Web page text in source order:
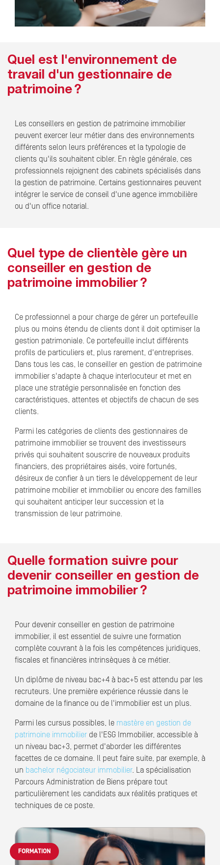
Quel est l'environnement de
travail d'un gestionnaire de
patrimoine ?
Les conseillers en gestion de patrimoine immobilier
peuvent exercer leur métier dans des environnements
différents selon leurs préférences et la typologie de
clients qu'ils souhaitent cibler. En règle générale, ces
professionnels rejoignent des cabinets spécialisés dans
la gestion de patrimoine. Certains gestionnaires peuvent
intégrer le service de conseil d'une agence immobilière
ou d'un office notarial.
Quel type de clientèle gère un
conseiller en gestion de
patrimoine immobilier ?
Ce professionnel a pour charge de gérer un portefeuille
plus ou moins étendu de clients dont il doit optimiser la
gestion patrimoniale. Ce portefeuille inclut différents
profils de particuliers et, plus rarement, d'entreprises.
Dans tous les cas, le conseiller en gestion de patrimoine
immobilier s'adapte à chaque interlocuteur et met en
place une stratégie personnalisée en fonction des
caractéristiques, attentes et objectifs de chacun de ses
clients.
Parmi les catégories de clients des gestionnaires de
patrimoine immobilier se trouvent des investisseurs
privés qui souhaitent souscrire de nouveaux produits
financiers, des propriétaires aisés, voire fortunés,
désireux de confier à un tiers le développement de leur
patrimoine mobilier et immobilier ou encore des familles
qui souhaitent anticiper leur succession et la
transmission de leur patrimoine.
Quelle formation suivre pour
devenir conseiller en gestion de
patrimoine immobilier ?
Pour devenir conseiller en gestion de patrimoine
immobilier, il est essentiel de suivre une formation
complète couvrant à la fois les compétences juridiques,
fiscales et financières intrinsèques à ce métier.
Un diplôme de niveau bac+4 à bac+5 est attendu par les
recruteurs. Une première expérience réussie dans le
domaine de la finance ou de l'immobilier est un plus.
Parmi les cursus possibles, le mastère en gestion de
patrimoine immobilier de l'ESG Immobilier, accessible à
un niveau bac+3, permet d'aborder les différentes
facettes de ce domaine. Il peut faire suite, par exemple, à
un bachelor négociateur immobilier. La spécialisation
Parcours Administration de Biens prépare tout
particulièrement les candidats aux réalités pratiques et
techniques de ce poste.
FORMATION